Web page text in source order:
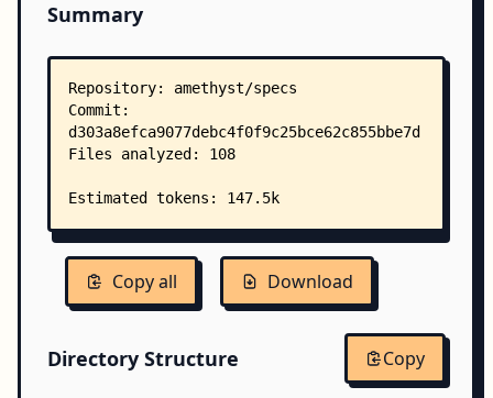
Summary
Copy all Download
Directory Structure Copy